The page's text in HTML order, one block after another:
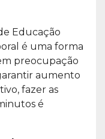
Educação
é uma forma
preocupação
aumento
fazer as
é